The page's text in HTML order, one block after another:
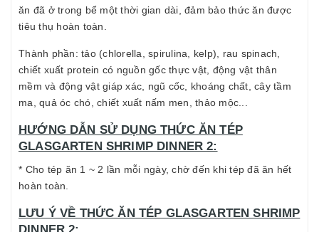
ăn đã ở trong bể một thời gian dài, đảm bảo thức ăn được
tiêu thụ hoàn toàn.
Thành phần: tảo (chlorella, spirulina, kelp), rau spinach,
chiết xuất protein có nguồn gốc thực vật, động vật thân
mềm và động vật giáp xác, ngũ cốc, khoáng chất, cây tầm
ma, quả óc chó, chiết xuất nấm men, thảo mộc...
HƯỚNG DẪN SỬ DỤNG THỨC ĂN TÉP
GLASGARTEN SHRIMP DINNER 2:
* Cho tép ăn 1 ~ 2 lần mỗi ngày, chờ đến khi tép đã ăn hết
hoàn toàn.
LƯU Ý VỀ THỨC ĂN TÉP GLASGARTEN SHRIMP